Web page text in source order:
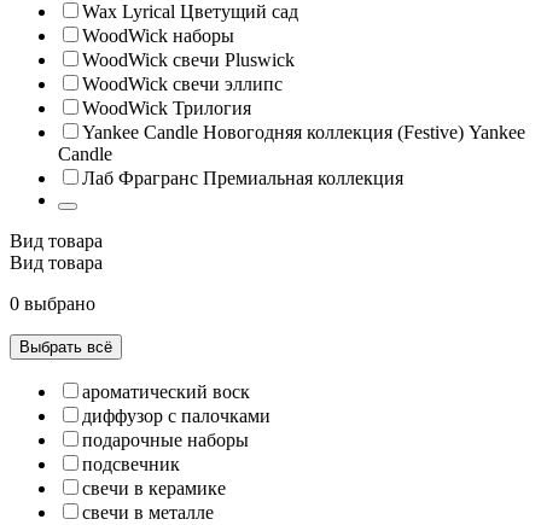
Wax Lyrical Цветущий сад
WoodWick наборы
WoodWick свечи Pluswick
WoodWick свечи эллипс
WoodWick Трилогия
Yankee Candle Новогодняя коллекция (Festive) Yankee
Candle
Лаб Фрагранс Премиальная коллекция
Вид товара
Вид товара
0 выбрано
Выбрать всё
ароматический воск
диффузор с палочками
подарочные наборы
подсвечник
свечи в керамике
свечи в металле